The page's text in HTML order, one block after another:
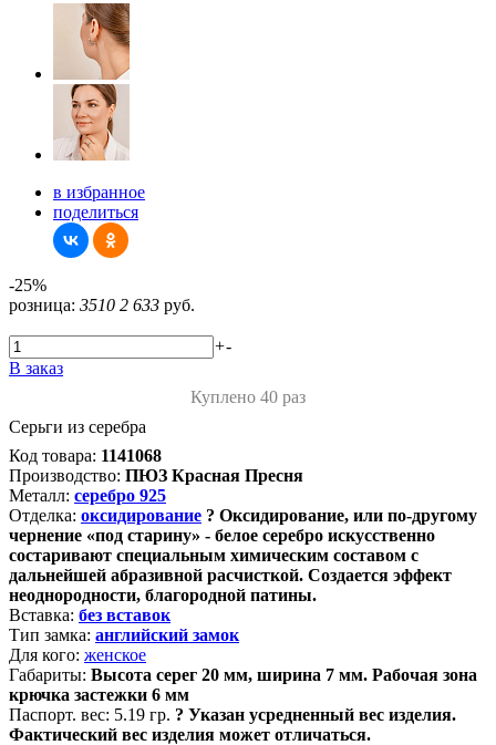
в избранное
поделиться
-25%
розница: 3510 2 633 руб.
+-
В заказ
Куплено 40 раз
Серьги из серебра
Код товара: 1141068
Производство: ПЮЗ Красная Пресня
Металл: серебро 925
Отделка: оксидирование ? Оксидирование, или по-другому
чернение «под старину» - белое серебро искусственно
состаривают специальным химическим составом с
дальнейшей абразивной расчисткой. Создается эффект
неоднородности, благородной патины.
Вставка: без вставок
Тип замка: английский замок
Для кого: женское
Габариты: Высота серег 20 мм, ширина 7 мм. Рабочая зона
крючка застежки 6 мм
Паспорт. вес: 5.19 гр. ? Указан усредненный вес изделия.
Фактический вес изделия может отличаться.